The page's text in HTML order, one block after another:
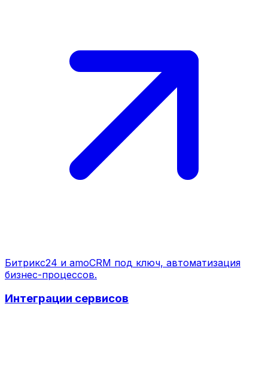
Битрикс24 и amoCRM под ключ, автоматизация
бизнес-процессов.
Интеграции сервисов